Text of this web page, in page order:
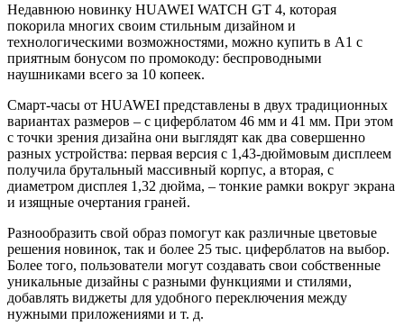
Недавнюю новинку HUAWEI WATCH GT 4, которая
покорила многих своим стильным дизайном и
технологическими возможностями, можно купить в А1 с
приятным бонусом по промокоду: беспроводными
наушниками всего за 10 копеек.
Смарт-часы от HUAWEI представлены в двух традиционных
вариантах размеров – с циферблатом 46 мм и 41 мм. При этом
с точки зрения дизайна они выглядят как два совершенно
разных устройства: первая версия с 1,43-дюймовым дисплеем
получила брутальный массивный корпус, а вторая, с
диаметром дисплея 1,32 дюйма, – тонкие рамки вокруг экрана
и изящные очертания граней.
Разнообразить свой образ помогут как различные цветовые
решения новинок, так и более 25 тыс. циферблатов на выбор.
Более того, пользователи могут создавать свои собственные
уникальные дизайны с разными функциями и стилями,
добавлять виджеты для удобного переключения между
нужными приложениями и т. д.